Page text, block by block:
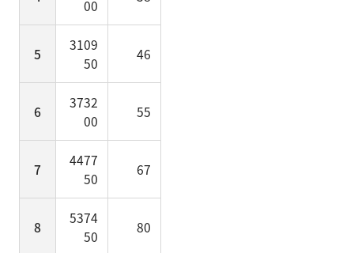
00
5
3109
50
46
6
3732
00
55
7
4477
50
67
8
5374
50
80